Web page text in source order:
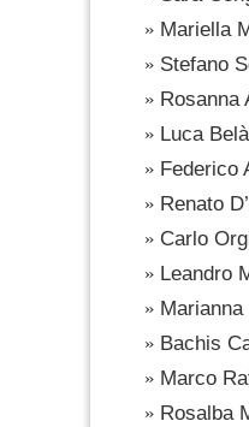
Mariella
Stefano
Rosanna
Luca
Federico
Renato
Carlo
Leandro
Bachis
Marco
Rosalba